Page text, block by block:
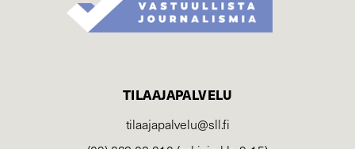
TILAAJAPALVELU
tilaajapalvelu@sll.fi